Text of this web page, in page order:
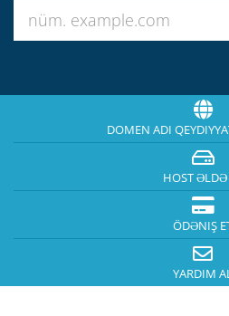
DOMEN ADI
HOST ƏLDƏ
ÖDƏNIŞ
YARDIM